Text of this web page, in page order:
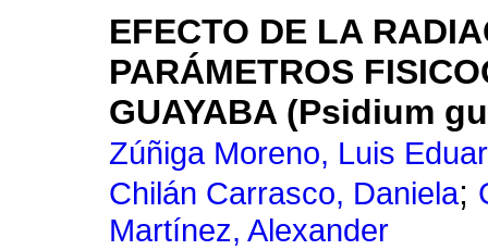
EFECTO DE LA
PARÁMETROS
GUAYABA (Psidium
Zúñiga Moreno, Luis
Chilán Carrasco, Daniela;
Martínez, Alexander